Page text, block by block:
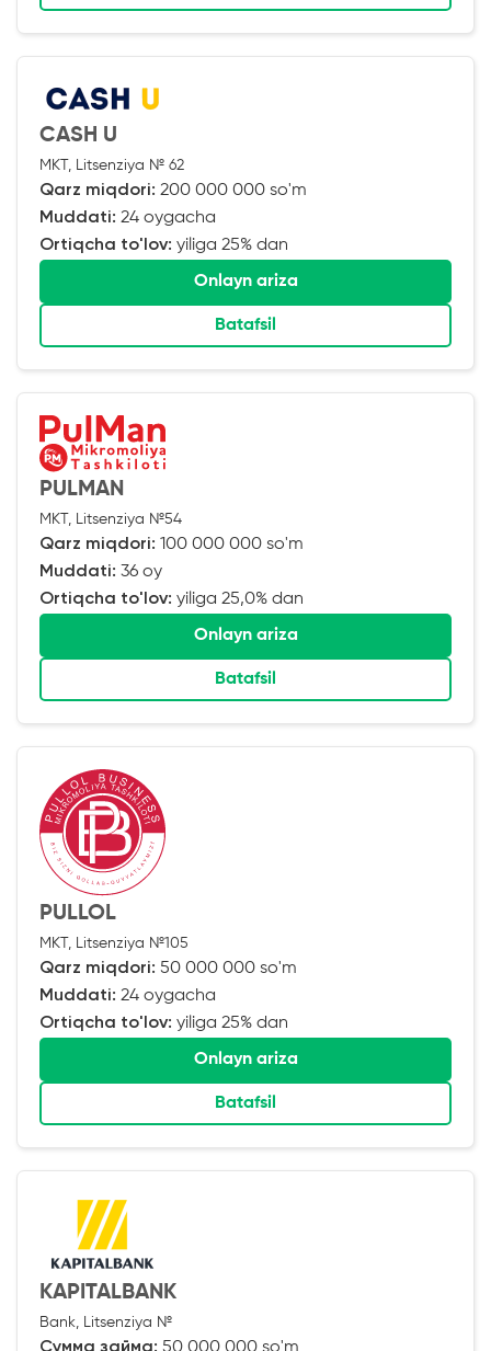
CASH U
MKT, Litsenziya № 62
Qarz miqdori: 200 000 000 so'm
Muddati: 24 oygacha
Ortiqcha to'lov: yiliga 25% dan
Onlayn ariza
Batafsil
PULMAN
MKT, Litsenziya №54
Qarz miqdori: 100 000 000 so'm
Muddati: 36 oy
Ortiqcha to'lov: yiliga 25,0% dan
Onlayn ariza
Batafsil
PULLOL
MKT, Litsenziya №105
Qarz miqdori: 50 000 000 so'm
Muddati: 24 oygacha
Ortiqcha to'lov: yiliga 25% dan
Onlayn ariza
Batafsil
KAPITALBANK
Bank, Litsenziya №